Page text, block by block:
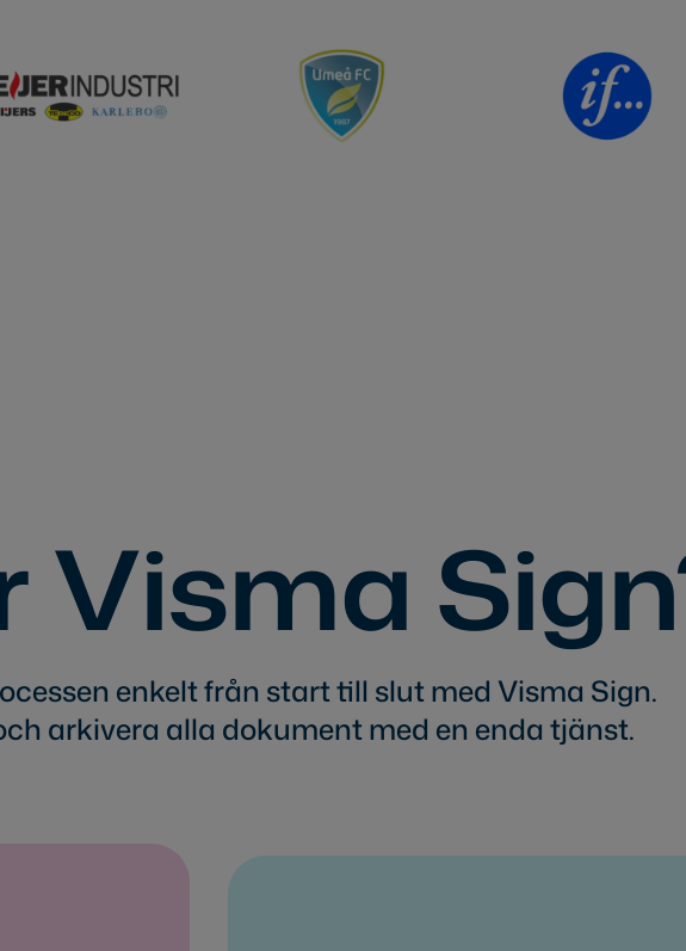
Visma
enkelt från start till slut med Visma Sign.
arkivera alla dokument med en enda tjänst.